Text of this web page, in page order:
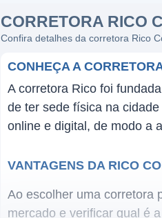
CORRETORA RICO
Confira detalhes da corretora Rico
CONHEÇA A
A corretora Rico foi
de ter sede física na
online e digital, de modo a
VANTAGENS DA RICO
Ao escolher uma corretora
mercado e verificar qual é